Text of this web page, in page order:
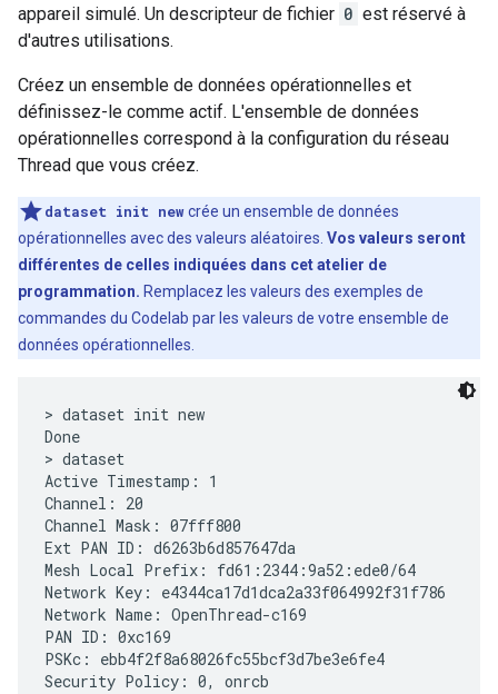
appareil simulé. Un descripteur de fichier 0 est réservé à
d'autres utilisations.
Créez un ensemble de données opérationnelles et
définissez-le comme actif. L'ensemble de données
opérationnelles correspond à la configuration du réseau
Thread que vous créez.
dataset init newcrée un ensemble de données
opérationnelles avec des valeurs aléatoires. Vos valeurs seront
différentes de celles indiquées dans cet atelier de
programmation. Remplacez les valeurs des exemples de
commandes du Codelab par les valeurs de votre ensemble de
données opérationnelles.
> dataset init new
Done
> dataset
Active Timestamp: 1
Channel: 20
Channel Mask: 07fff800
Ext PAN ID: d6263b6d857647da
Mesh Local Prefix: fd61:2344:9a52:ede0/64
Network Key: e4344ca17d1dca2a33f064992f31f786
Network Name: OpenThread-c169
PAN ID: 0xc169
PSKc: ebb4f2f8a68026fc55bcf3d7be3e6fe4
Security Policy: 0, onrcb